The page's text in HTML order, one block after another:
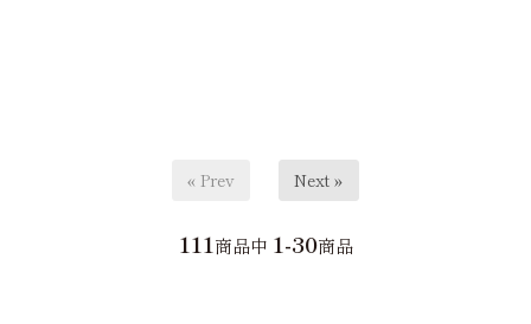
« Prev Next »
111商品中 1-30商品